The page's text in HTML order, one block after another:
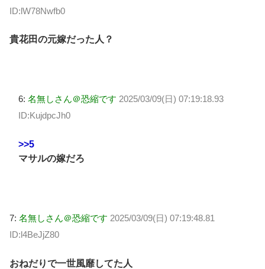
ID:lW78Nwfb0
貴花田の元嫁だった人？
6: 名無しさん＠恐縮です 2025/03/09(日) 07:19:18.93
ID:KujdpcJh0
>>5
マサルの嫁だろ
7: 名無しさん＠恐縮です 2025/03/09(日) 07:19:48.81
ID:l4BeJjZ80
おねだりで一世風靡してた人